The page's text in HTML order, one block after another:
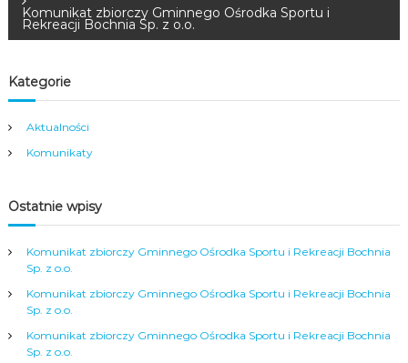
a
i
g
c
j
a
w
Komunikat zbiorczy Gminnego Ośrodka Sportu i
Rekreacji Bochnia Sp. z o.o.
Kategorie
Aktualności
Komunikaty
Ostatnie wpisy
Komunikat zbiorczy Gminnego Ośrodka Sportu i Rekreacji Bochnia
Sp. z o.o.
Komunikat zbiorczy Gminnego Ośrodka Sportu i Rekreacji Bochnia
Sp. z o.o.
Komunikat zbiorczy Gminnego Ośrodka Sportu i Rekreacji Bochnia
Sp. z o.o.